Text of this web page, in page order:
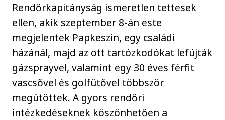
Rendőrkapitányság ismeretlen tettesek
ellen, akik szeptember 8-án este
megjelentek Papkeszin, egy családi
házánál, majd az ott tartózkodókat lefújták
gázsprayvel, valamint egy 30 éves férfit
vascsővel és golfütővel többször
megütöttek. A gyors rendőri
intézkedéseknek köszönhetően a